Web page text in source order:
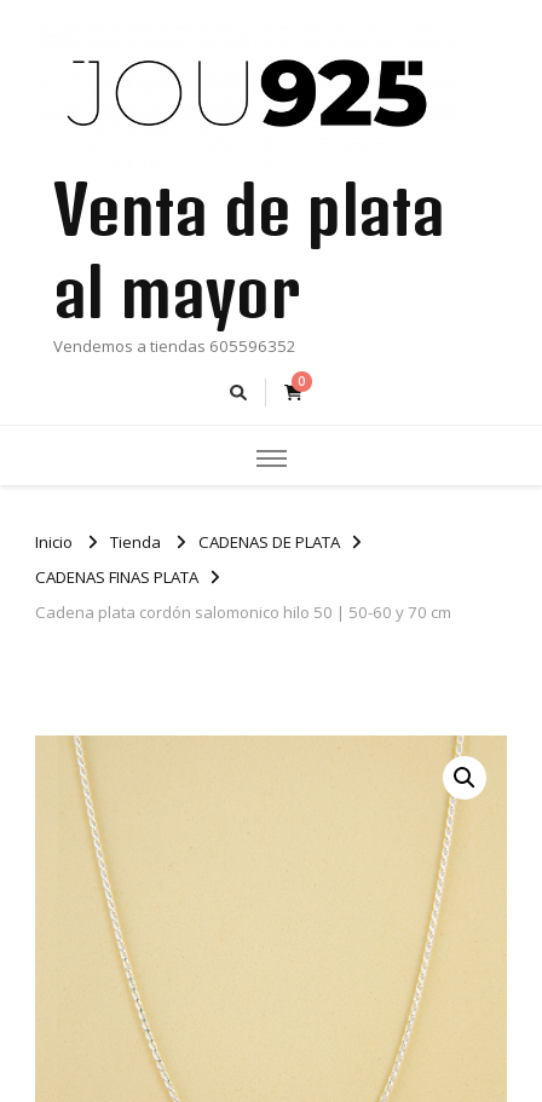
Venta de plata
al mayor
Vendemos a tiendas 605596352
0
Inicio Tienda
CADENAS DE PLATA
CADENAS FINAS PLATA
Cadena plata cordón salomonico hilo 50 | 50-60 y 70 cm